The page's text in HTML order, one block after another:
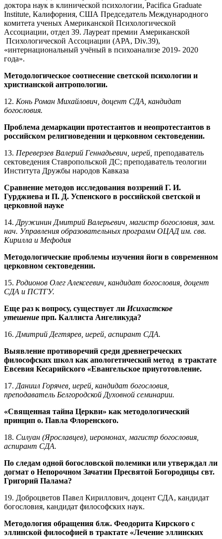
доктора наук в клинической психологии, Pacifica Graduate
Institute, Калифорния, США Председатель Международного
комитета ученых Американской Психологической
Ассоциации, отдел 39. Лауреат премии Американской
Психологической Ассоциации (АРА, Div.39),
«интернациональный учёный в психоанализе 2019- 2020
года».
Методологическое соотнесение светской психологии и
христианской антропологии.
12. Конь Роман Михайлович, доцент СДА, кандидат
богословия.
Проблема демаркации протестантов и неопротестантов в
российском религиоведении и церковном сектоведении.
13. Переверзев Валерий Геннадьевич, иерей, преподаватель
сектоведения Ставропольской ДС; преподаватель теологии
Института Дружбы народов Кавказа
Сравнение методов исследования воззрений Г. И.
Гурджиева и П. Д. Успенского в российской светской и
церковной науке
14. Дружинин Дмитрий Валерьевич, магистр богословия, зам.
нач. Управления образовательных программ ОЦАД им. свв.
Кирилла и Мефодия
Методологические проблемы изучения йоги в современном
церковном сектоведении.
15. Родионов Олег Алексеевич, кандидат богословия, доцент
СДА и ПСТГУ.
Еще раз к вопросу, существует ли Исихастское
утешение прп. Каллиста Ангеликуда?
16. Дмитрий Дегтярев, иерей, аспирант СДА.
Выявление противоречий среди древнегреческих
философских школ как апологетический метод в трактате
Евсевия Кесарийского «Евангельское приуготовление.
17. Даниил Горячев, иерей, кандидат богословия,
преподаватель Белгородской Духовной семинарии.
«Священная тайна Церкви» как методологический
принцип о. Павла Флоренского.
18. Силуан (Ярославцев), иеромонах, магистр богословия,
аспирант СДА.
По следам одной богословской полемики или утверждал ли
догмат о Непорочном Зачатии Пресвятой Богородицы свт.
Григорий Палама?
19. Доброцветов Павел Кириллович, доцент СДА, кандидат
богословия, кандидат философских наук.
Методология обращения блж. Феодорита Кирского с
эллинской философией в трактате «Лечение эллинских